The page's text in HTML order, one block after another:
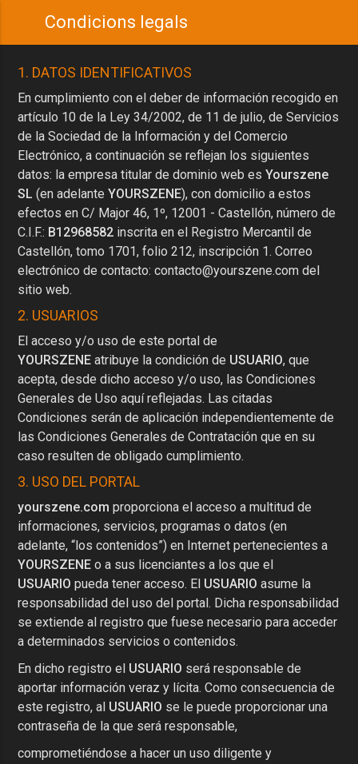
Condicions legals
1. DATOS IDENTIFICATIVOS
En cumplimiento con el deber de información recogido en
artículo 10 de la Ley 34/2002, de 11 de julio, de Servicios
de la Sociedad de la Información y del Comercio
Electrónico, a continuación se reflejan los siguientes
datos: la empresa titular de dominio web esYourszene
SL (en adelanteYOURSZENE), con domicilio a estos
efectos en C/ Major 46, 1º, 12001 - Castellón, número de
C.I.F.: B12968582 inscrita en el Registro Mercantil de
Castellón, tomo 1701, folio 212, inscripción 1. Correo
electrónico de contacto:contacto@yourszene.com del
sitio web.
2. USUARIOS
El acceso y/o uso de este portal de
YOURSZENE atribuye la condición de USUARIO, que
acepta, desde dicho acceso y/o uso, las Condiciones
Generales de Uso aquí reflejadas. Las citadas
Condiciones serán de aplicación independientemente de
las Condiciones Generales de Contratación que en su
caso resulten de obligado cumplimiento.
3. USO DEL PORTAL
yourszene.com proporciona el acceso a multitud de
informaciones, servicios, programas o datos (en
adelante, “los contenidos”) en Internet pertenecientes a
YOURSZENE o a sus licenciantes a los que el
USUARIO pueda tener acceso. El USUARIO asume la
responsabilidad del uso del portal. Dicha responsabilidad
se extiende al registro que fuese necesario para acceder
a determinados servicios o contenidos.
En dicho registro el USUARIO será responsable de
aportar información veraz y lícita. Como consecuencia de
este registro, al USUARIO se le puede proporcionar una
contraseña de la que será responsable,
comprometiéndose a hacer un uso diligente y